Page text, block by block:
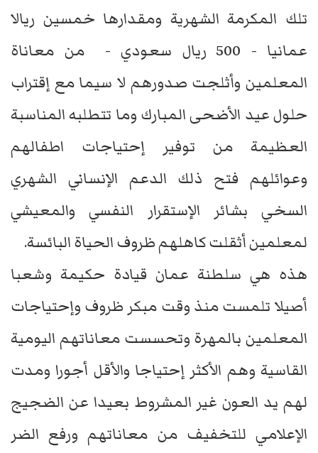
تلك المكرمة الشهرية ومقدارها خمسين ريالا
عمانيا - 500 ريال سعودي - من معاناة
المعلمين وأثلجت صدورهم لا سيما مع إقتراب
حلول عيد الأضحى المبارك وما تتطلبه المناسبة
العظيمة من توفير إحتياجات اطفالهم
وعوائلهم فتح ذلك الدعم الإنساني الشهري
السخي بشائر الإستقرار النفسي والمعيشي
لمعلمين أثقلت كاهلهم ظروف الحياة البائسة.
هذه هي سلطنة عمان قيادة حكيمة وشعبا
أصيلا تلمست منذ وقت مبكر ظروف وإحتياجات
المعلمين بالمهرة وتحسست معاناتهم اليومية
القاسية وهم الأكثر إحتياجا والأقل أجورا ومدت
لهم يد العون غير المشروط بعيدا عن الضجيج
الإعلامي للتخفيف من معاناتهم ورفع الضر